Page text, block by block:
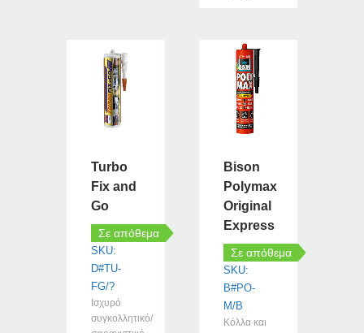
πολλαπλές
παραλλαγές.
επιλογές
σελίδα
προϊόντος
Turbo
Fix and
Go
Σε απόθεμα
SKU:
D#TU-
FG/?
Ισχυρό
συγκολλητικό/
Bison
Polymax
Original
Express
Σε απόθεμα
SKU:
B#PO-
M/B
Κόλλα και